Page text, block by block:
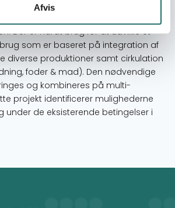
Afvis
af kemikalier. Konsekvensen er
Der er hårdt brug for at udvikle et
som er baseret på integration af
diverse produktioner samt cirkulation
foder & mad). Den nødvendige
og kombineres på multi-
projekt identificerer mulighederne
under de eksisterende betingelser i